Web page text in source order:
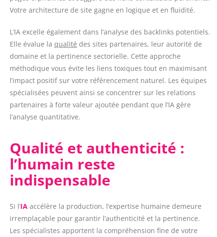
Votre architecture de site gagne en logique et en fluidité.
L’IA excelle également dans l’analyse des backlinks potentiels.
Elle évalue la qualité des sites partenaires, leur autorité de
domaine et la pertinence sectorielle. Cette approche
méthodique vous évite les liens toxiques tout en maximisant
l’impact positif sur votre référencement naturel. Les équipes
spécialisées peuvent ainsi se concentrer sur les relations
partenaires à forte valeur ajoutée pendant que l’IA gère
l’analyse quantitative.
Qualité et authenticité :
l’humain reste
indispensable
Si l’IA accélère la production, l’expertise humaine demeure
irremplaçable pour garantir l’authenticité et la pertinence.
Les spécialistes apportent la compréhension fine de votre